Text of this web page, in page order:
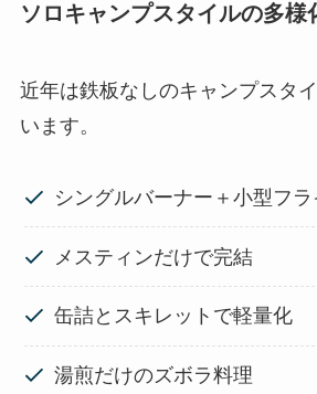
ソロキャンプスタイルの多様
近年は鉄板なしのキャンプスタ
います。
シングルバーナー＋小型フラ
メスティンだけで完結
缶詰とスキレットで軽量化
湯煎だけのズボラ料理